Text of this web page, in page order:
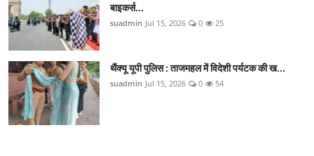
बाइकर्स...
suadmin Jul 15, 2026 0 25
थैंक्यू यूपी पुलिस : ताजमहल में विदेशी पर्यटक की ख...
suadmin Jul 15, 2026 0 54